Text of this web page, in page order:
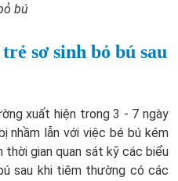
bú
sơ sinh bỏ bú sau
xuất hiện trong 3 - 7 ngày
nhầm lẫn với việc bé bú kém
thời gian quan sát kỹ các biểu
sau khi tiêm thường có các